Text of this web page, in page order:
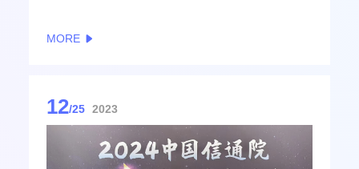
MORE
12/25 2023